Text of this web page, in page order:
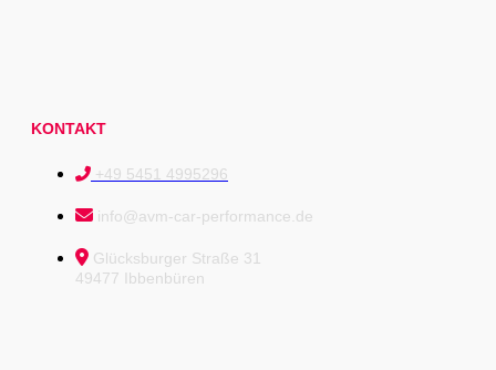
KONTAKT
+49 5451 4995296
info@avm-car-performance.de
Glücksburger Straße 31
49477 Ibbenbüren